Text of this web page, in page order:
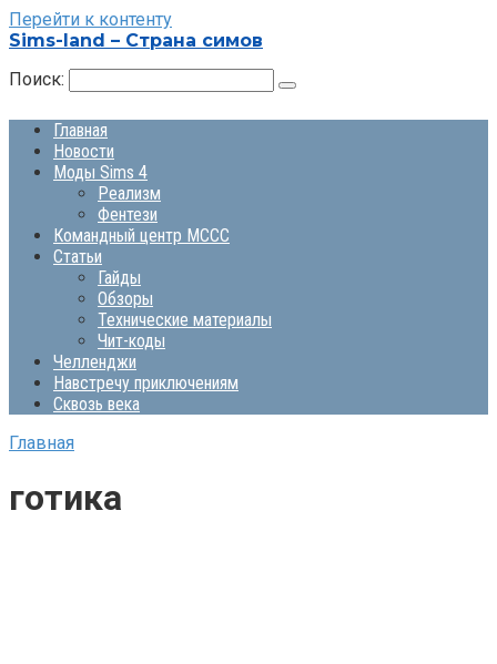
Перейти к контенту
Sims-land – Страна симов
Поиск:
Главная
Новости
Моды Sims 4
Реализм
Фентези
Командный центр MCCC
Статьи
Гайды
Обзоры
Технические материалы
Чит-коды
Челленджи
Навстречу приключениям
Сквозь века
Главная
готика